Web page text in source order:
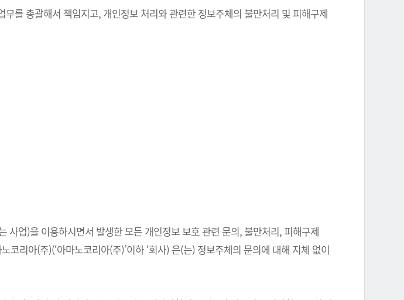
를 총괄해서 책임지고, 개인정보 처리와 관련한 정보주체의 불만처리 및 피해구제
사업)을 이용하시면서 발생한 모든 개인정보 보호 관련 문의, 불만처리, 피해구제
리아(주)(‘아마노코리아(주)’이하 ‘회사) 은(는) 정보주체의 문의에 대해 지체 없이